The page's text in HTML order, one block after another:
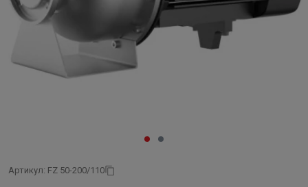
Артикул: FZ 50-200/110